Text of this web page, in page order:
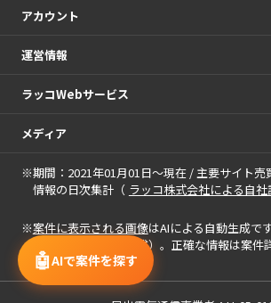
🤖AIで案件を探す
アカウント
運営情報
ラッコWebサービス
メディア
※期間：2021年01月01日～現在 / 主要サイト売
情報の日次集計（ ラッコ株式会社による自社
※案件に表示される画像はAIによる自動生成で
ルポイントを基に作成）。正確な情報は案件
い。